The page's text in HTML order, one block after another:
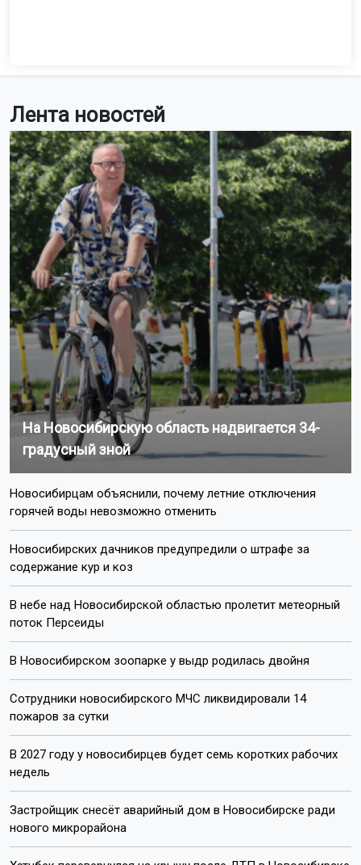
Кадры с места аварии опубликовал МАКС-канал
«АСТ-54». На место происшествия оперативно прибыл
экипаж дорожно-патрульной службы.
Информация о пострадавших пока не поступала.
Обстоятельства происшествия уточняются.
Ранее мотоциклист насмерть разбилсяна Дачном
шоссе в Новосибирске.
Поделиться новостью:
Автор: Екатерина Шамина
Читать все
публикации автора
Агентство новостейОТС-Горсайт
Пишите нам:
internet@otstv.ru
Подписывайтесь на нас: